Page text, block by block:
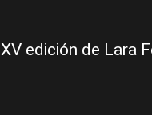
edición de Lara